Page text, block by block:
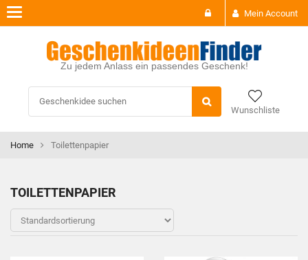
Mein Account
Zu jedem Anlass ein passendes Geschenk!
Wunschliste
Toggle
navigation
Home Toilettenpapier
TOILETTENPAPIER